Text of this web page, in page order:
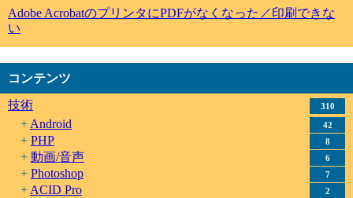
Adobe AcrobatのプリンタにPDFがなくなった／印刷できな
い
コンテンツ
技術
310
Android 42
PHP 8
動画/音声 6
Photoshop 7
ACID Pro 2